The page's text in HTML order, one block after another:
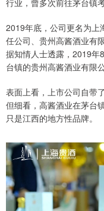
行业，曾多次前往茅台镇
2019年底，公司更名为上
任公司、贵州高酱酒业有
据知情人士透露，2019年
台镇的贵州高酱酒业有限公
表面上看，上市公司自带
但细看，高酱酒业在茅台
只是江西的地方性品牌。